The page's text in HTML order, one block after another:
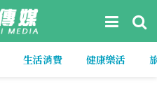
生活消費 健康樂活